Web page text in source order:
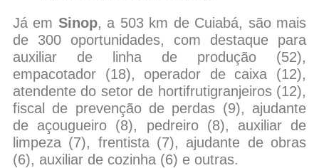
Já em Sinop, a 503 km de Cuiabá, são mais
de 300 oportunidades, com destaque para
auxiliar de linha de produção (52),
empacotador (18), operador de caixa (12),
atendente do setor de hortifrutigranjeiros (12),
fiscal de prevenção de perdas (9), ajudante
de açougueiro (8), pedreiro (8), auxiliar de
limpeza (7), frentista (7), ajudante de obras
(6), auxiliar de cozinha (6) e outras.